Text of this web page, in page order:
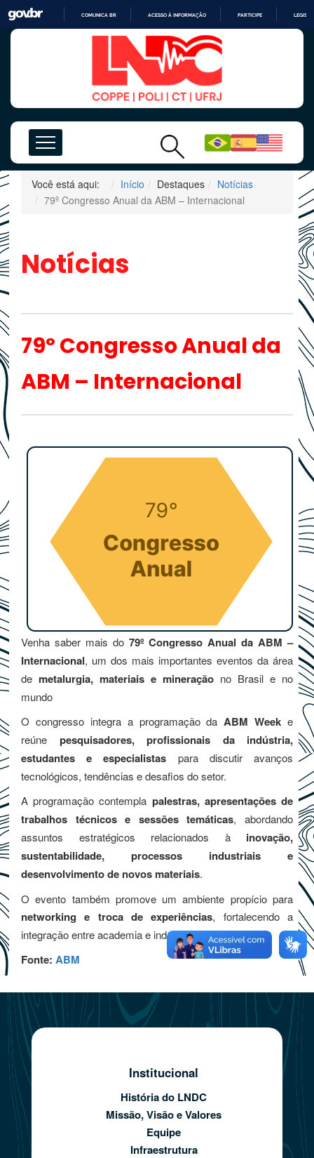
IR
PARA
O
CONTEÚDO
COMUNICA BR ACESSO À INFORMAÇÃO PARTICIPE
Você está aqui: Início Destaques
Notícias
79º Congresso Anual da ABM – Internacional
Notícias
79º Congresso Anual da
ABM – Internacional
Venha saber mais do 79º Congresso Anual da ABM –
Internacional, um dos mais importantes eventos da área
de metalurgia, materiais e mineração no Brasil e no
mundo
O congresso integra a programação da ABM Week e
reúne pesquisadores, profissionais da indústria,
estudantes e especialistas para discutir avanços
tecnológicos, tendências e desafios do setor.
A programação contempla palestras, apresentações de
trabalhos técnicos e sessões temáticas, abordando
assuntos estratégicos relacionados à inovação,
sustentabilidade, processos industriais e
desenvolvimento de novos materiais.
O evento também promove um ambiente propício para
networking e troca de experiências, fortalecendo a
integração entre academia e indústria.
Fonte: ABM
Institucional
História do LNDC
Missão, Visão e Valores
Equipe
Infraestrutura